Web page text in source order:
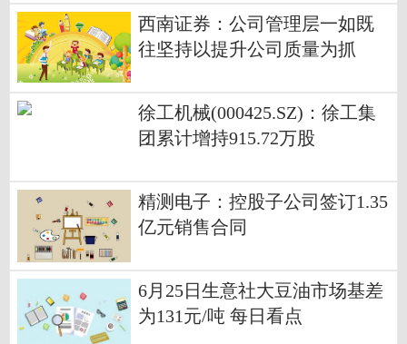
情况的公告
西南证券：公司管理层一如既
往坚持以提升公司质量为抓
作
徐工机械(000425.SZ)：徐工集
团累计增持915.72万股
精测电子：控股子公司签订1.35
亿元销售合同
6月25日生意社大豆油市场基差
为131元/吨 每日看点